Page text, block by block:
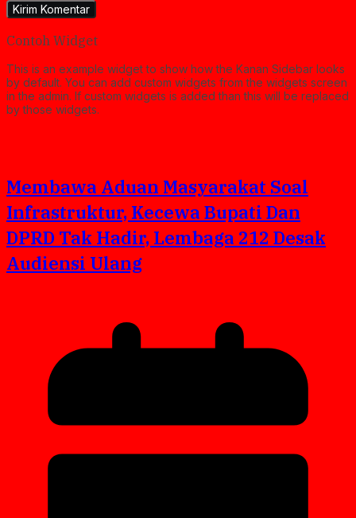
Contoh Widget
This is an example widget to show how the Kanan Sidebar looks
by default. You can add custom widgets from the widgets screen
in the admin. If custom widgets is added than this will be replaced
by those widgets.
Membawa Aduan Masyarakat Soal
Infrastruktur, Kecewa Bupati Dan
DPRD Tak Hadir, Lembaga 212 Desak
Audiensi Ulang